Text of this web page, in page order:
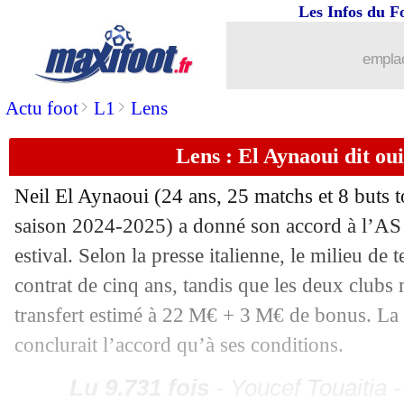
Actu foot> L1 > Lens
Les Infos du
Lens : El Aynaoui dit
Neil El Aynaoui (24 ans, 25 matchs et 8 buts
saison 2024-2025) a donné son accord à
estival. Selon la presse italienne, le milieu de
contrat de cinq ans, tandis que les deux clubs
transfert estimé à 22 M€ + 3 M€ de bonus.
conclurait l’accord qu’à ses conditions.
Liverpool : 67,5 M€ refusés pour
15/07 Bournemouth
15/07 Nantes: El Arabi en approche
15/07 Le Havre: nouveau contrat pour
PSG : Donnarumma, une réponse à
15/07 Espanyol: le coach Gonzalez a
15/07 Atletico: Lyon prêt à relancer Lemar